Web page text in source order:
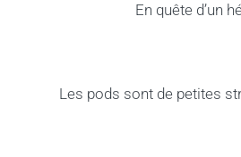
En quête d’un
Les pods sont de petites